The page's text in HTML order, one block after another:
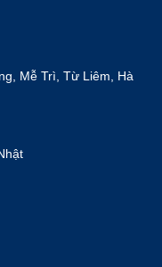
Mễ Trì, Từ Liêm, Hà